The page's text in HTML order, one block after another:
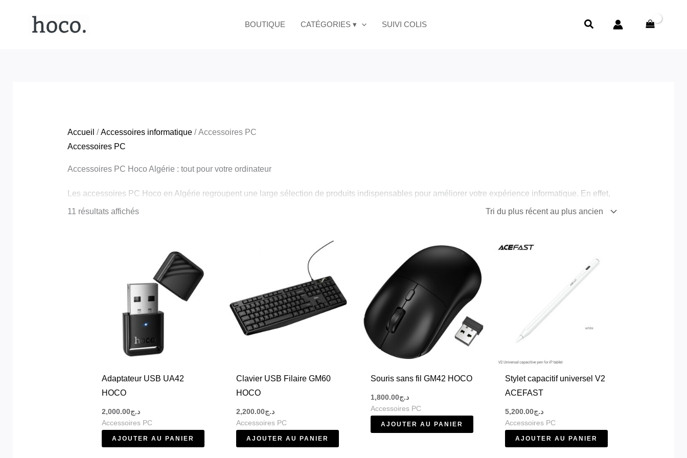
BOUTIQUE CATÉGORIES ▾ SUIVI COLIS Rechercher
Accueil /Accessoires informatique/ Accessoires PC
Accessoires PC
Accessoires PC Hoco Algérie : tout pour votre ordinateur
Les accessoires PC Hoco en Algérie regroupent une large sélection de produits indispensables pour améliorer votre expérience informatique. En effet,
vous trouverez tout le nécessaire pour équiper votre ordinateur portable ou de bureau.
Une large gamme d’accessoires pour ordinateur
Dans cette catégorie, vous découvrez différents accessoires PC comme les souris sans fil, claviers, câbles, adaptateurs USB et autres équipements
utiles. De plus, chaque produit est conçu pour offrir une utilisation simple et efficace.
Par conséquent, vous gagnez en productivité au quotidien.
De plus, les souris et claviers offrent un confort d’utilisation optimal.
11 résultats affichés
Adaptateur USB UA42
HOCO
د.ج2,000.00
Accessoires PC
AJOUTER AU PANIER
Clavier USB Filaire GM60
HOCO
د.ج2,200.00
Accessoires PC
AJOUTER AU PANIER
Souris sans fil GM42 HOCO
د.ج1,800.00
Accessoires PC
AJOUTER AU PANIER
Stylet capacitif universel V2
ACEFAST
د.ج5,200.00
Accessoires PC
AJOUTER AU PANIER